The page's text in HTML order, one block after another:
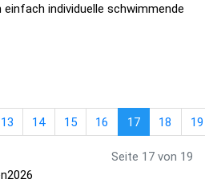
einfach individuelle schwimmende
13 14 15 16 17 18 19
Seite 17 von 19